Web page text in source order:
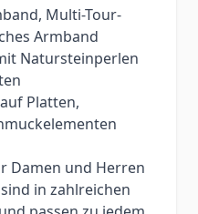
Multi-Tour-
Armband
Natursteinperlen
Platten,
Damen und Herren
in zahlreichen